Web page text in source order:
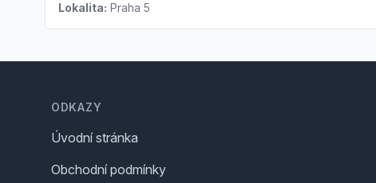
Lokalita: Praha 5
ODKAZY
Úvodní stránka
Obchodní podmínky